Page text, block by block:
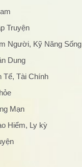
Truyện
Người, Kỹ Năng Sống
Dung
Tế, Tài Chính
Mạn
Hiểm, Ly kỳ